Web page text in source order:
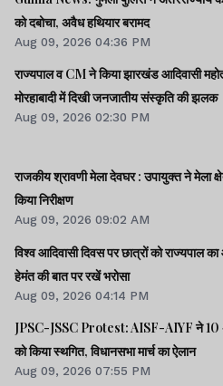
को दबोचा, अवैध हथियार बरामद
Aug 09, 2026 04:36 PM
राज्यपाल व CM ने किया झारखंड आदिवासी
मोरहाबादी में दिखी जनजातीय संस्कृति की झलक
Aug 09, 2026 02:30 PM
राजकीय श्रावणी मेला देवघर : उपायुक्त ने मेला
किया निरीक्षण
Aug 09, 2026 09:02 AM
विश्व आदिवासी दिवस पर छात्रों को राज्यपाल
हेमंत की बात पर रखें भरोसा
Aug 09, 2026 04:14 PM
JPSC-JSSC Protest: AISF-AIYF ने
को किया स्थगित, विधानसभा मार्च का ऐलान
Aug 09, 2026 07:55 PM